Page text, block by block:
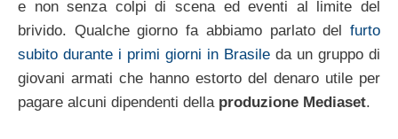
e non senza colpi di scena ed eventi al limite del
brivido. Qualche giorno fa abbiamo parlato del furto
subito durante i primi giorni in Brasile da un gruppo di
giovani armati che hanno estorto del denaro utile per
pagare alcuni dipendenti della produzione Mediaset.